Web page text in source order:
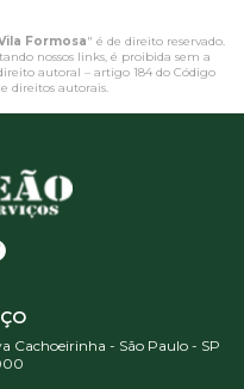
Formosa" é de direito reservado.
nossos links, é proibida sem a
autoral – artigo 184 do Código
direitos autorais.
Cachoeirinha - São Paulo - SP